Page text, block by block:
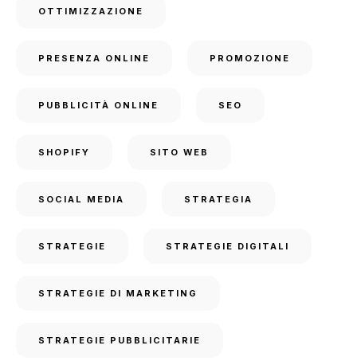
OTTIMIZZAZIONE
PRESENZA ONLINE PROMOZIONE
PUBBLICITÀ ONLINE SEO
SHOPIFY SITO WEB
SOCIAL MEDIA STRATEGIA
STRATEGIE STRATEGIE DIGITALI
STRATEGIE DI MARKETING
STRATEGIE PUBBLICITARIE